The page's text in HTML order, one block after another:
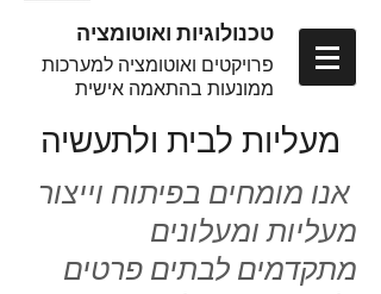
טכנולוגיות ואוטומציה
פרויקטים ואוטומציה למערכות
ממונעות בהתאמה אישית
מעליות לבית ולתעשיה
אנו מומחים בפיתוח וייצור
מעליות ומעלונים
מתקדמים לבתים פרטים